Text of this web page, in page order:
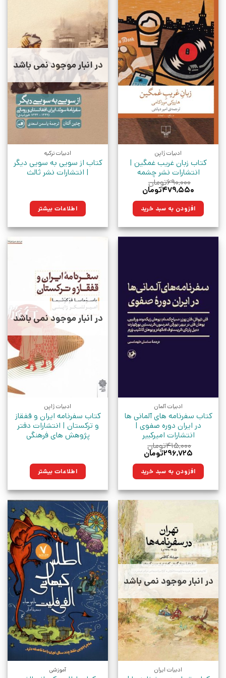
ادبیات ژاپن
کتاب زبان غریب غمگین |
انتشارات نشر چشمه
۶۹۰,۰۰۰تومان
قیمت
۶۹۰,۰۰۰تومان
بود.
۴۷۹,۵۵۰تومان
۴۷۹,۵۵۰تومان. افزودن به سبد خرید
در انبار موجود نمی باشد
ادبیات ترکیه
کتاب از سویی به سویی دیگر
| انتشارات نشر ثالث
اطلاعات بیشتر
ادبیات آلمان
کتاب سفرنامه های آلمانی ها
در ایران دوره صفوی |
انتشارات امیرکبیر
۴۱۵,۰۰۰تومان
قیمت
۴۱۵,۰۰۰تومان
بود.
۲۹۶,۷۲۵تومان
۲۹۶,۷۲۵تومان.افزودن به سبد خرید
در انبار موجود نمی باشد
ادبیات ژاپن
کتاب سفرنامه ایران و قفقاز
و ترکستان | انتشارات دفتر
پژوهش های فرهنگی
اطلاعات بیشتر
در انبار موجود نمی باشد
ادبیات ایران آموزشی